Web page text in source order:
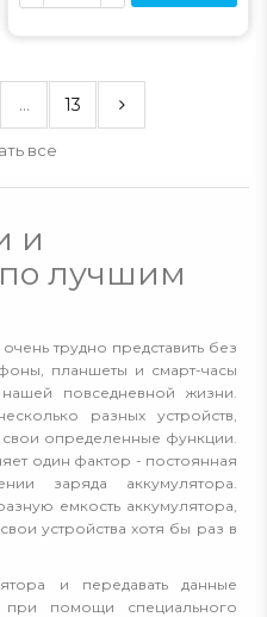
все
... 13
и
лучшим
трудно представить без
планшеты и смарт-часы
повседневной жизни.
разных устройств,
определенные функции.
один фактор - постоянная
заряда аккумулятора.
емкость аккумулятора,
устройства хотя бы раз в
и передавать данные
помощи специального